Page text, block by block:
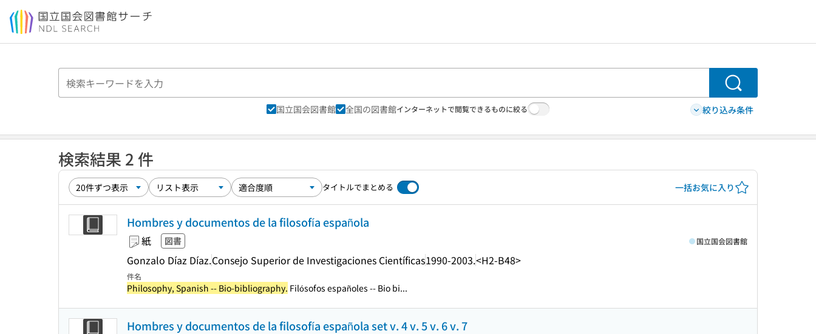
本文へ移動
検索
国立国会図書館 全国の図書館インターネットで閲覧できるものに絞る 絞り込み条件
検索結果 2 件
タイトルでまとめる 一括お気に入り
Hombres y documentos de la filosofía española
紙 図書
Gonzalo Díaz Díaz.Consejo Superior de Investigaciones Científicas1990-2003.<H2-B48>
国立国会図書館
件名
Philosophy, Spanish -- Bio-bibliography. Filósofos españoles -- Bio bi...
Hombres y documentos de la filosofía española set v. 4 v. 5 v. 6 v. 7